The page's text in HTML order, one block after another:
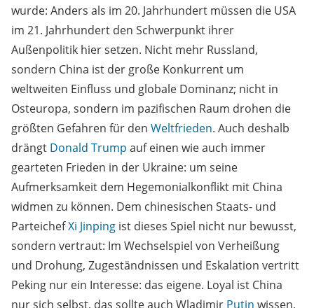
wurde: Anders als im 20. Jahrhundert müssen die USA
im 21. Jahrhundert den Schwerpunkt ihrer
Außenpolitik hier setzen. Nicht mehr Russland,
sondern China ist der große Konkurrent um
weltweiten Einfluss und globale Dominanz; nicht in
Osteuropa, sondern im pazifischen Raum drohen die
größten Gefahren für den Weltfrieden. Auch deshalb
drängt Donald Trump auf einen wie auch immer
gearteten Frieden in der Ukraine: um seine
Aufmerksamkeit dem Hegemonialkonflikt mit China
widmen zu können. Dem chinesischen Staats- und
ParteichefXi Jinping ist dieses Spiel nicht nur bewusst,
sondern vertraut: Im Wechselspiel von Verheißung
und Drohung, Zugeständnissen und Eskalation vertritt
Peking nur ein Interesse: das eigene. Loyal ist China
nur sich selbst, das sollte auch Wladimir Putin wissen,